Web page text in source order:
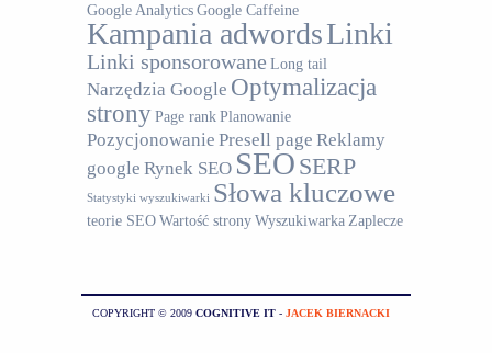
Google AnalyticsGoogle Caffeine
Kampania adwordsLinki
Linki sponsorowane Long tail
Narzędzia Google Optymalizacja
stronyPage rankPlanowanie
Pozycjonowanie Presell page Reklamy
google Rynek SEO SEO SERP
Statystyki wyszukiwarki Słowa kluczowe
teorie SEOWartość stronyWyszukiwarka Zaplecze
COPYRIGHT © 2009 COGNITIVE IT - JACEK BIERNACKI